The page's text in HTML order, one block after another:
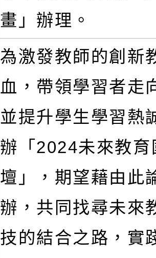
畫」辦理。
為激發教師的創新
血，帶領學習者走
並提升學生學習熱
辦「2024未來教育
壇」，期望藉由此
辦，共同找尋未來
技的結合之路，實